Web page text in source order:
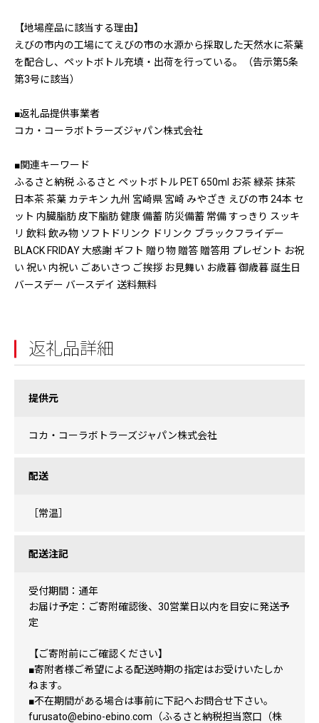
【地場産品に該当する理由】
えびの市内の工場にてえびの市の水源から採取した天然水に茶葉
を配合し、ペットボトル充填・出荷を行っている。（告示第5条
第3号に該当）
■返礼品提供事業者
コカ・コーラボトラーズジャパン株式会社
■関連キーワード
ふるさと納税 ふるさと ペットボトル PET 650ml お茶 緑茶 抹茶
日本茶 茶葉 カテキン 九州 宮崎県 宮崎 みやざき えびの市 24本 セ
ット 内臓脂肪 皮下脂肪 健康 備蓄 防災備蓄 常備 すっきり スッキ
リ 飲料 飲み物 ソフトドリンク ドリンク ブラックフライデー
BLACK FRIDAY 大感謝 ギフト 贈り物 贈答 贈答用 プレゼント お祝
い 祝い 内祝い ごあいさつ ご挨拶 お見舞い お歳暮 御歳暮 誕生日
バースデー バースデイ 送料無料
返礼品詳細
提供元
コカ・コーラボトラーズジャパン株式会社
配送
［常温］
配送注記
受付期間：通年
お届け予定：ご寄附確認後、30営業日以内を目安に発送予
定
【ご寄附前にご確認ください】
■寄附者様ご希望による配送時期の指定はお受けいたしか
ねます。
■不在期間がある場合は事前に下記へお問合せ下さい。
furusato@ebino-ebino.com（ふるさと納税担当窓口（株